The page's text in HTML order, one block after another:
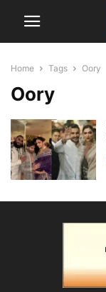
Home Tags Oory
Oory